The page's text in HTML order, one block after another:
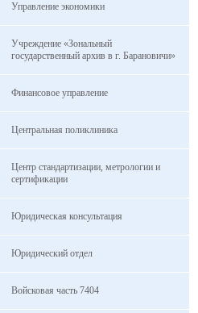
Управление экономики
Учреждение «Зональный
государственный архив в г. Барановичи»
Финансовое управление
Центральная поликлиника
Центр стандартизации, метрологии и
сертификации
Юридическая консультация
Юридический отдел
Войсковая часть 7404